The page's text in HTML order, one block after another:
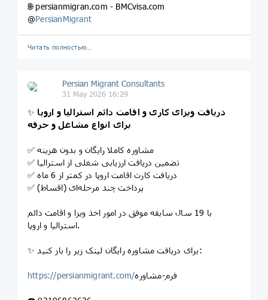
🌐 persianmigran.com - BMCvisa.com
@PersianMigrant
Читать полностью…
Persian Migrant Consultants
31 May 2026 16:29
✨ دریافت ویزای کاری و اقامت دائم استرالیا و اروپا
برای انواع مشاغل و حرفه
✅ مشاوره کاملا رایگان و بدون هزینه
✅ تضمین دریافت ارزیابی شغلی از استرالیا
✅ دریافت کارت اقامت اروپا در کمتر از 6 ماه
✅ پرداخت چند مرحله‌ای (اقساط)
با 19 سال سابقه موفق در امور اخذ ویزا و اقامت دائم
استرالیا و اروپا.
✨ برای دریافت مشاوره رایگان لینک زیر را باز کنید:
https://persianmigrant.com/فرم-مشاوره